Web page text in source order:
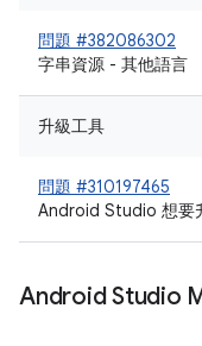
問題 #382086302
字串資源 - 其他語言
升級工具
問題 #310197465
Android Studio 想要
Android Studio